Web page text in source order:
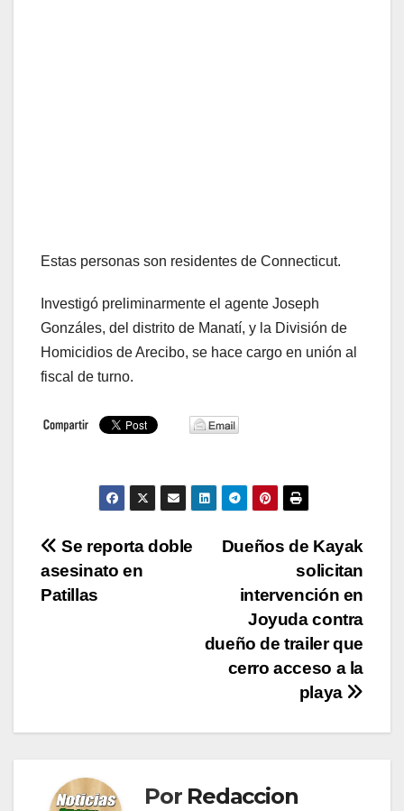
Estas personas son residentes de Connecticut.
Investigó preliminarmente el agente Joseph
Gonzáles, del distrito de Manatí, y la División de
Homicidios de Arecibo, se hace cargo en unión al
fiscal de turno.
Navegación
de
Dueños de Kayak
solicitan
intervención en
Joyuda contra
dueño de trailer que
cerro acceso a la
playa
Se reporta doble
asesinato en
Patillas
Por Redaccion